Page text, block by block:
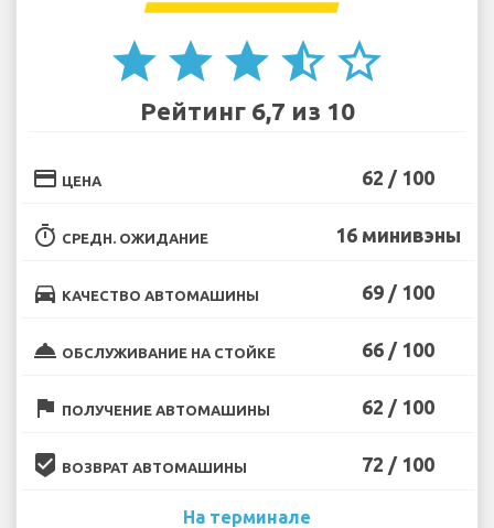
star star star star_half star_border
Рейтинг 6,7 из 10
credit_card ЦЕНА 62 / 100
timer СРЕДН. ОЖИДАНИЕ 16 минивэны
directions_car КАЧЕСТВО АВТОМАШИНЫ 69 / 100
room_service ОБСЛУЖИВАНИЕ НА СТОЙКЕ 66 / 100
flag ПОЛУЧЕНИЕ АВТОМАШИНЫ 62 / 100
beenhere ВОЗВРАТ АВТОМАШИНЫ 72 / 100
На терминале